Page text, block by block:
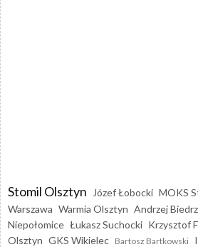
Stomil Olsztyn Józef Łobocki MOKS
Warszawa Warmia Olsztyn Andrzej
Niepołomice Łukasz Suchocki Krzysztof
Olsztyn GKS Wikielec Bartosz Bartkowski